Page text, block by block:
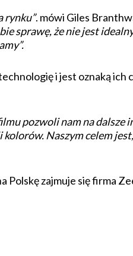
rynku”. mówi Giles
sprawę, że nie jest
i jest oznaką ich
pozwoli nam na dalsze
Naszym celem
zajmuje się firma